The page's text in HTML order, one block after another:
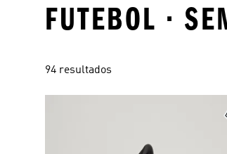
FUTEBOL ·
94 resultados